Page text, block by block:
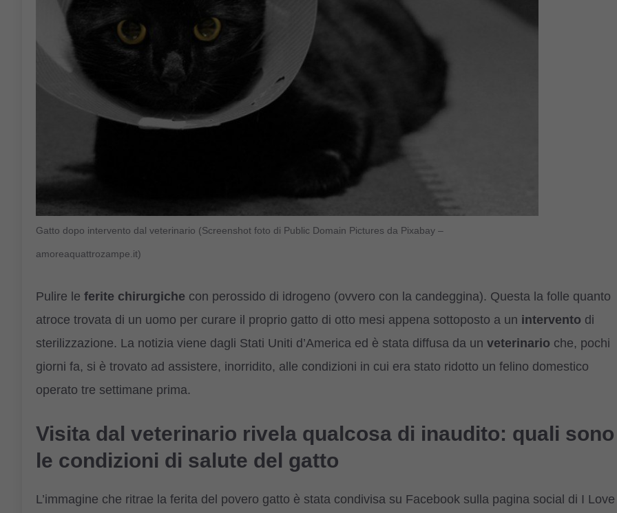
Gatto dopo intervento dal veterinario (Screenshot foto di Public Domain Pictures da Pixabay –
amoreaquattrozampe.it)
Pulire le ferite chirurgiche con perossido di idrogeno (ovvero con la candeggina). Questa la folle quanto
atroce trovata di un uomo per curare il proprio gatto di otto mesi appena sottoposto a un intervento di
sterilizzazione. La notizia viene dagli Stati Uniti d’America ed è stata diffusa da un veterinario che, pochi
giorni fa, si è trovato ad assistere, inorridito, alle condizioni in cui era stato ridotto un felino domestico
operato tre settimane prima.
Visita dal veterinario rivela qualcosa di inaudito: quali sono
le condizioni di salute del gatto
L’immagine che ritrae la ferita del povero gatto è stata condivisa su Facebook sulla pagina social di I Love